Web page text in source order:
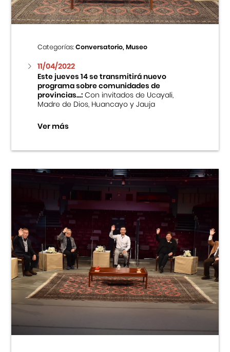
Categorías:Conversatorio, Museo
11/04/2022
Este jueves 14 se transmitirá nuevo
programa sobre comunidades de
provincias...:Con invitados de Ucayali,
Madre de Dios, Huancayo y Jauja
Ver más